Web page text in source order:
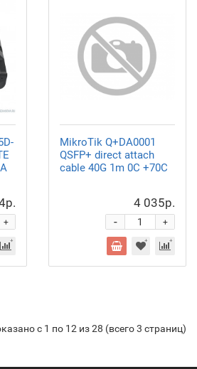
+
MikroTik Q+DA0001
QSFP+ direct attach
cable 40G 1m 0C +70C
4 035р.
+
-
с 1 по 12 из 28 (всего 3 страниц)